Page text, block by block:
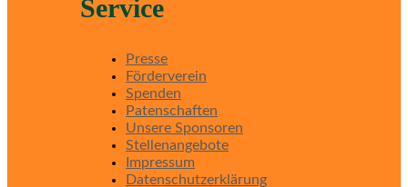
Service
Presse
Förderverein
Spenden
Patenschaften
Unsere Sponsoren
Stellenangebote
Impressum
Datenschutzerklärung